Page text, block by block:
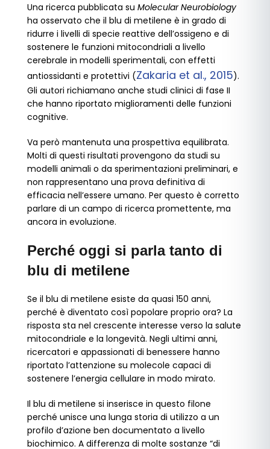
Una ricerca pubblicata su Molecular Neurobiology
ha osservato che il blu di metilene è in grado di
ridurre i livelli di specie reattive dell’ossigeno e di
sostenere le funzioni mitocondriali a livello
cerebrale in modelli sperimentali, con effetti
antiossidanti e protettivi (Zakaria et al., 2015).
Gli autori richiamano anche studi clinici di fase II
che hanno riportato miglioramenti delle funzioni
cognitive.
Va però mantenuta una prospettiva equilibrata.
Molti di questi risultati provengono da studi su
modelli animali o da sperimentazioni preliminari, e
non rappresentano una prova definitiva di
efficacia nell’essere umano. Per questo è corretto
parlare di un campo di ricerca promettente, ma
ancora in evoluzione.
Perché oggi si parla tanto di
blu di metilene
Se il blu di metilene esiste da quasi 150 anni,
perché è diventato così popolare proprio ora? La
risposta sta nel crescente interesse verso la salute
mitocondriale e la longevità. Negli ultimi anni,
ricercatori e appassionati di benessere hanno
riportato l’attenzione su molecole capaci di
sostenere l’energia cellulare in modo mirato.
Il blu di metilene si inserisce in questo filone
perché unisce una lunga storia di utilizzo a un
profilo d’azione ben documentato a livello
biochimico. A differenza di molte sostanze “di